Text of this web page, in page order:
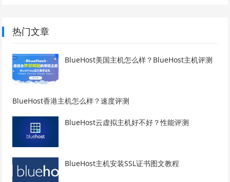
热门文章
BlueHost美国主机怎么样？BlueHost主机评测
BlueHost香港主机怎么样？速度评测
BlueHost云虚拟主机好不好？性能评测
BlueHost主机安装SSL证书图文教程